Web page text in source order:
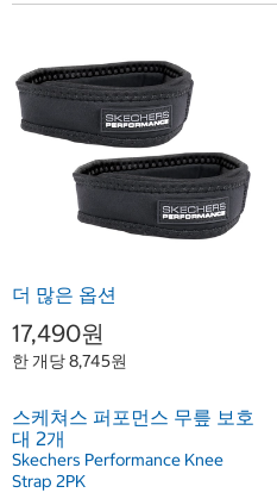
더 많은 옵션
17,490원
한 개당 8,745원
스케쳐스 퍼포먼스 무릎 보호
대 2개
Skechers Performance Knee
Strap 2PK